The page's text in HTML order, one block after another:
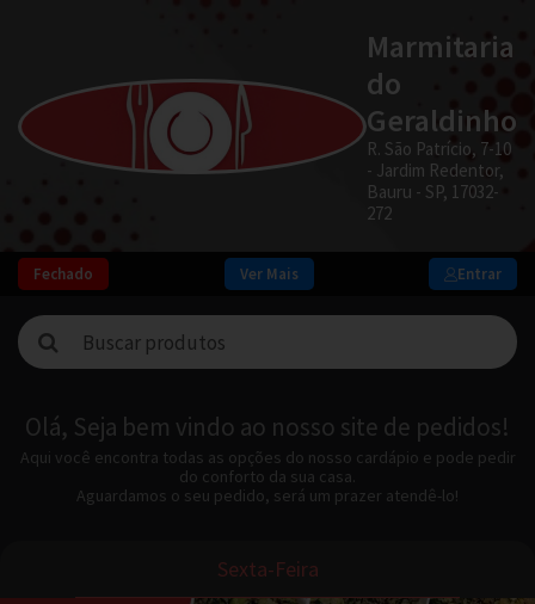
Marmitaria
do
Geraldinho
R. São Patrício, 7-10
- Jardim Redentor,
Bauru - SP, 17032-
272
Entrar
Fechado Ver Mais
Olá, Seja bem vindo ao nosso site de pedidos!
Aqui você encontra todas as opções do nosso cardápio e pode pedir
do conforto da sua casa.
Aguardamos o seu pedido, será um prazer atendê-lo!
Sexta-Feira